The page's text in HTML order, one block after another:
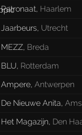
Patronaat, Haarlem
Jaarbeurs, Utrecht
MEZZ, Breda
BLU, Rotterdam
Ampere, Antwerpen
De Nieuwe Anita,
Het Magazijn, Den